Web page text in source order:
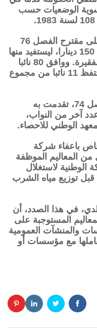
الوضعيات حسب
كما صادق مجلس نواب الشعب على مقترح الفصل 76
الخاص، بتكفل الدولة باسناد منحة 150 دينارا، ليستفيد منها
اطفال العائلات محدودة الدخل والفقيرة. ووافق 80 نائبا
على المقترح وعارضه 4 نواب واحتفظ 11 نائبا من مجموع
ورفض نواب المجلس مقترح الفصل 74، تقدمت به
آخر من النواب،
إسقاط المقترح عدد79 الخاص باعفاء شركة
من المعاليم الموظفة
الوطنية لاستغلال
قبل توزيع مياه الشرب
في هذا الصدد، أن
المستوجبة على
والمنشآت العمومية
مع مؤسسات أو